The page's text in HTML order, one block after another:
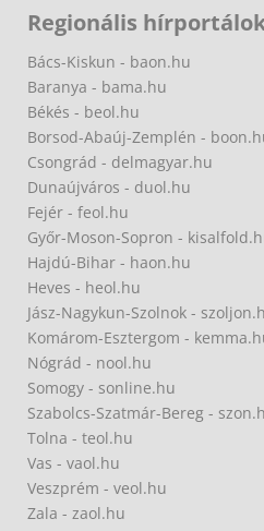
Regionális
Bács-Kiskun - baon.hu
Baranya - bama.hu
Békés - beol.hu
Borsod-Abaúj-Zemplén -
Csongrád - delmagyar.hu
Dunaújváros - duol.hu
Fejér - feol.hu
Győr-Moson-Sopron -
Hajdú-Bihar - haon.hu
Heves - heol.hu
Jász-Nagykun-Szolnok -
Komárom-Esztergom -
Nógrád - nool.hu
Somogy - sonline.hu
Szabolcs-Szatmár-Bereg -
Tolna - teol.hu
Vas - vaol.hu
Veszprém - veol.hu
Zala - zaol.hu